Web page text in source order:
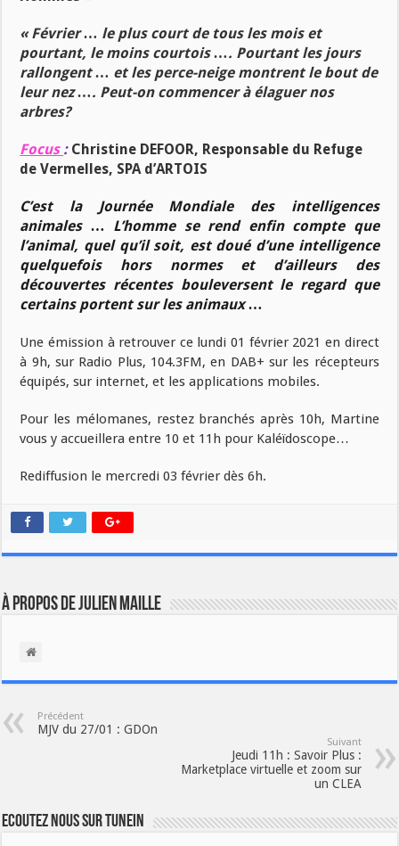
« Février … le plus court de tous les mois et
pourtant, le moins courtois …. Pourtant les jours
rallongent … et les perce-neige montrent le bout de
leur nez …. Peut-on commencer à élaguer nos
arbres?
Focus : Christine DEFOOR, Responsable du Refuge
de Vermelles, SPA d’ARTOIS
C’est la Journée Mondiale des intelligences
animales … L’homme se rend enfin compte que
l’animal, quel qu’il soit, est doué d’une intelligence
quelquefois hors normes et d’ailleurs des
découvertes récentes bouleversent le regard que
certains portent sur les animaux …
Une émission à retrouver ce lundi 01 février 2021 en direct
à 9h, sur Radio Plus, 104.3FM, en DAB+ sur les récepteurs
équipés, sur internet, et les applications mobiles.
Pour les mélomanes, restez branchés après 10h, Martine
vous y accueillera entre 10 et 11h pour Kaléïdoscope…
Rediffusion le mercredi 03 février dès 6h.
À propos de Julien Maille
Précédent
MJV du 27/01 : GDOn
Suivant
Jeudi 11h : Savoir Plus :
Marketplace virtuelle et zoom sur
un CLEA
Ecoutez nous sur TuneIn